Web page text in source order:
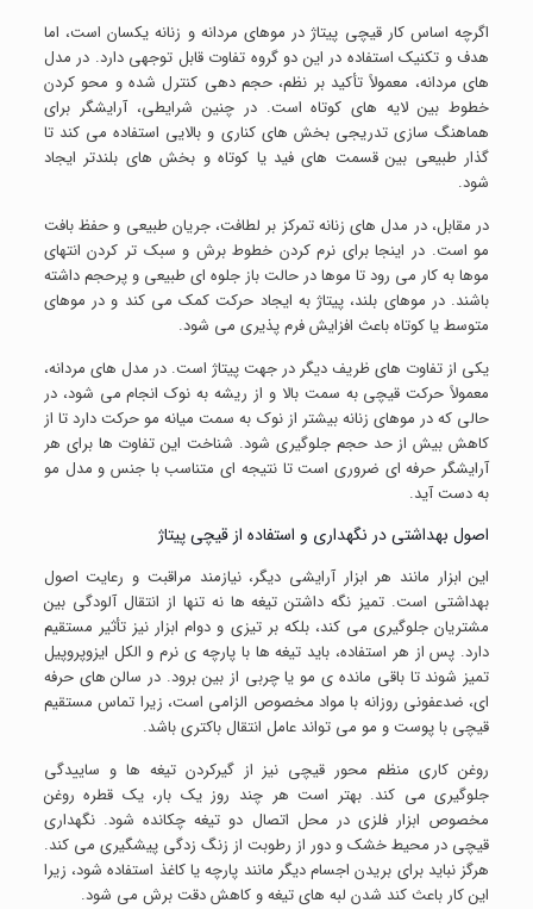
اگرچه اساس کار قیچی پیتاژ در موهای مردانه و زنانه یکسان است، اما
هدف و تکنیک استفاده در این دو گروه تفاوت قابل توجهی دارد. در مدل
های مردانه، معمولاً تأکید بر نظم، حجم دهی کنترل شده و محو کردن
خطوط بین لایه های کوتاه است. در چنین شرایطی، آرایشگر برای
هماهنگ سازی تدریجی بخش های کناری و بالایی استفاده می کند تا
گذار طبیعی بین قسمت های فید یا کوتاه و بخش های بلندتر ایجاد
شود.
در مقابل، در مدل های زنانه تمرکز بر لطافت، جریان طبیعی و حفظ بافت
مو است. در اینجا برای نرم کردن خطوط برش و سبک تر کردن انتهای
موها به کار می رود تا موها در حالت باز جلوه ای طبیعی و پرحجم داشته
باشند. در موهای بلند، پیتاژ به ایجاد حرکت کمک می کند و در موهای
متوسط یا کوتاه باعث افزایش فرم پذیری می شود.
یکی از تفاوت های ظریف دیگر در جهت پیتاژ است. در مدل های مردانه،
معمولاً حرکت قیچی به سمت بالا و از ریشه به نوک انجام می شود، در
حالی که در موهای زنانه بیشتر از نوک به سمت میانه مو حرکت دارد تا از
کاهش بیش از حد حجم جلوگیری شود. شناخت این تفاوت ها برای هر
آرایشگر حرفه ای ضروری است تا نتیجه ای متناسب با جنس و مدل مو
به دست آید.
اصول بهداشتی در نگهداری و استفاده از قیچی پیتاژ
این ابزار مانند هر ابزار آرایشی دیگر، نیازمند مراقبت و رعایت اصول
بهداشتی است. تمیز نگه داشتن تیغه ها نه تنها از انتقال آلودگی بین
مشتریان جلوگیری می کند، بلکه بر تیزی و دوام ابزار نیز تأثیر مستقیم
دارد. پس از هر استفاده، باید تیغه ها با پارچه ی نرم و الکل ایزوپروپیل
تمیز شوند تا باقی مانده ی مو یا چربی از بین برود. در سالن های حرفه
ای، ضدعفونی روزانه با مواد مخصوص الزامی است، زیرا تماس مستقیم
قیچی با پوست و مو می تواند عامل انتقال باکتری باشد.
روغن کاری منظم محور قیچی نیز از گیرکردن تیغه ها و ساییدگی
جلوگیری می کند. بهتر است هر چند روز یک بار، یک قطره روغن
مخصوص ابزار فلزی در محل اتصال دو تیغه چکانده شود. نگهداری
قیچی در محیط خشک و دور از رطوبت از زنگ زدگی پیشگیری می کند.
هرگز نباید برای بریدن اجسام دیگر مانند پارچه یا کاغذ استفاده شود، زیرا
این کار باعث کند شدن لبه های تیغه و کاهش دقت برش می شود.